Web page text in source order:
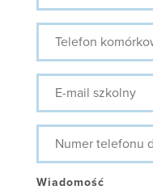
Telefon
komórkowy
E-
mail
szkolny
Numer
telefonu
do
Wiadomość